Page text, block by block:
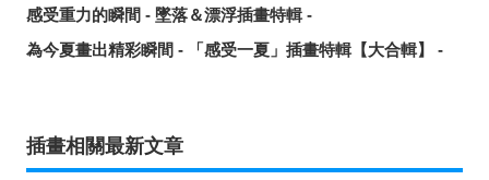
感受重力的瞬間 - 墜落＆漂浮插畫特輯 -
為今夏畫出精彩瞬間 - 「感受一夏」插畫特輯【大合輯】 -
插畫相關最新文章